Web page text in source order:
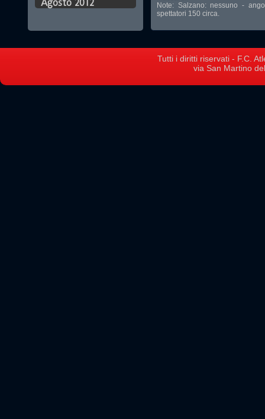
Agosto 2012
Note: Salzano: nessuno -
spettatori 150 circa.
Tutti i diritti riservati - F.C.
via San Martino